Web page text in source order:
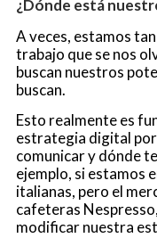
¿Dónde está
A veces, estamos
trabajo que se nos
buscan nuestros
buscan.
Esto realmente es
estrategia digital
comunicar y dónde
ejemplo, si estamos
italianas, pero el
cafeteras
modificar nuestra